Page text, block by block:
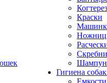
Краски
Гигиена
Емкости